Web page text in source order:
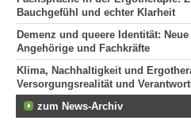
Bauchgefühl und echter Klarheit
Demenz und queere Identität:
Angehörige und Fachkräfte
Klima, Nachhaltigkeit und
Versorgungsrealität und
zum News-Archiv